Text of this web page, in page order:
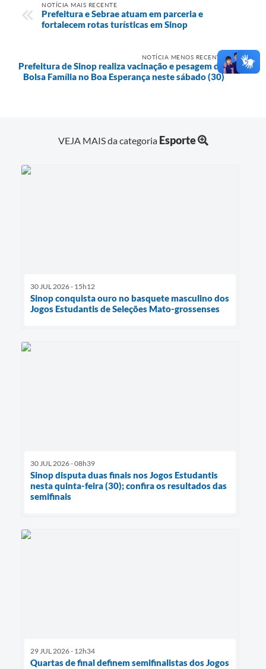
NOTÍCIA MAIS RECENTE
Prefeitura e Sebrae atuam em parceria e
fortalecem rotas turísticas em Sinop
NOTÍCIA MENOS RECENTE
Prefeitura de Sinop realiza vacinação e pesagem do
Bolsa Família no Boa Esperança neste sábado (30)
VEJA MAIS da categoria Esporte
30 JUL 2026 - 15h12
Sinop conquista ouro no basquete masculino dos
Jogos Estudantis de Seleções Mato-grossenses
30 JUL 2026 - 08h39
Sinop disputa duas finais nos Jogos Estudantis
nesta quinta-feira (30); confira os resultados das
semifinais
29 JUL 2026 - 12h34
Quartas de final definem semifinalistas dos Jogos